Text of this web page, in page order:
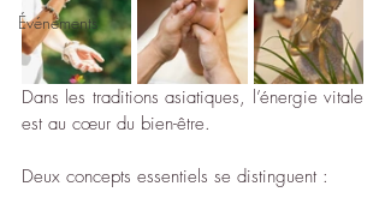
Événements
Dans les traditions asiatiques, l’énergie vitale
est au cœur du bien-être.
Deux concepts essentiels se distinguent :